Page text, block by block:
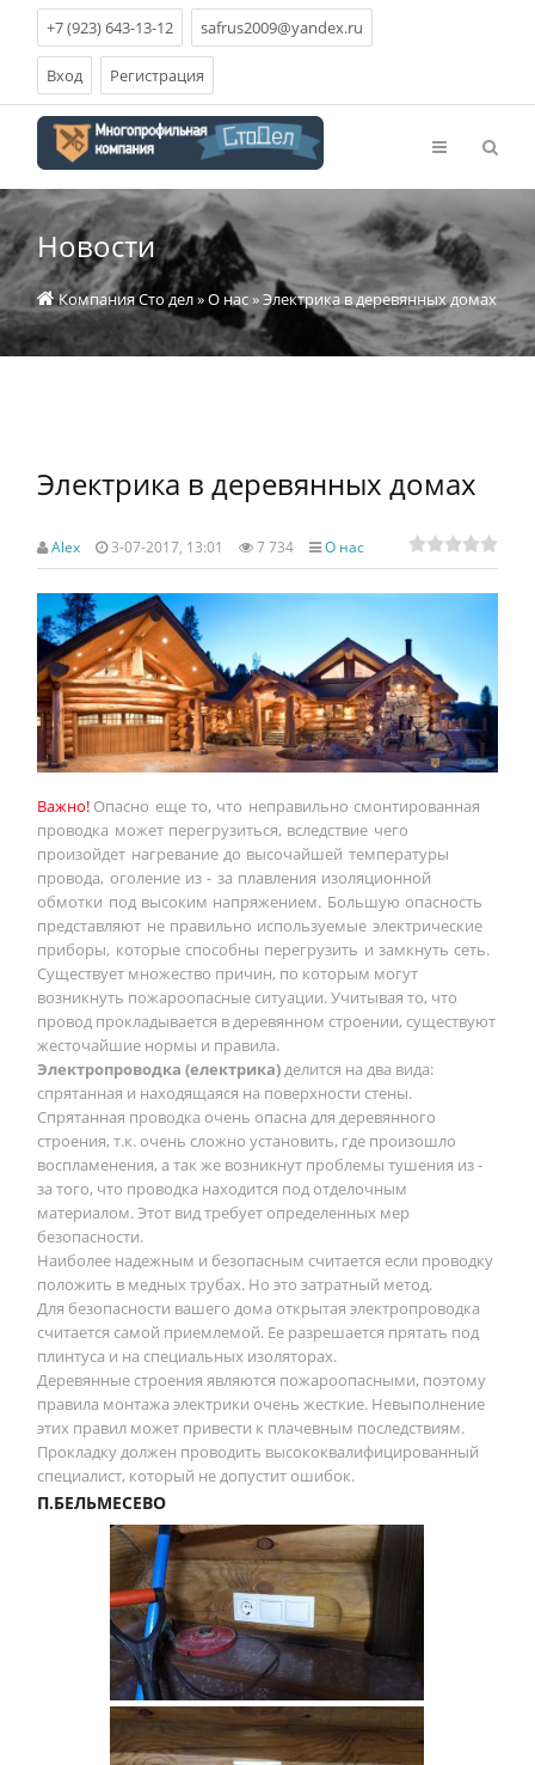
+7 (923) 643-13-12 safrus2009@yandex.ru
Вход Регистрация
Новости
Компания Сто дел»О нас» Электрика в деревянных домах
Электрика в деревянных домах
Alex 3-07-2017, 13:01 7 734 О нас
Важно! Опасно еще то, что неправильно смонтированная
проводка может перегрузиться, вследствие чего
произойдет нагревание до высочайшей температуры
провода, оголение из - за плавления изоляционной
обмотки под высоким напряжением. Большую опасность
представляют не правильно используемые электрические
приборы, которые способны перегрузить и замкнуть сеть.
Существует множество причин, по которым могут
возникнуть пожароопасные ситуации. Учитывая то, что
провод прокладывается в деревянном строении, существуют
жесточайшие нормы и правила.
Электропроводка (електрика)делится на два вида:
спрятанная и находящаяся на поверхности стены.
Спрятанная проводка очень опасна для деревянного
строения, т.к. очень сложно установить, где произошло
воспламенения, а так же возникнут проблемы тушения из -
за того, что проводка находится под отделочным
материалом. Этот вид требует определенных мер
безопасности.
Наиболее надежным и безопасным считается если проводку
положить в медных трубах. Но это затратный метод.
Для безопасности вашего дома открытая электропроводка
считается самой приемлемой. Ее разрешается прятать под
плинтуса и на специальных изоляторах.
Деревянные строения являются пожароопасными, поэтому
правила монтажа электрики очень жесткие. Невыполнение
этих правил может привести к плачевным последствиям.
Прокладку должен проводить высококвалифицированный
специалист, который не допустит ошибок.
П.БЕЛЬМЕСЕВО